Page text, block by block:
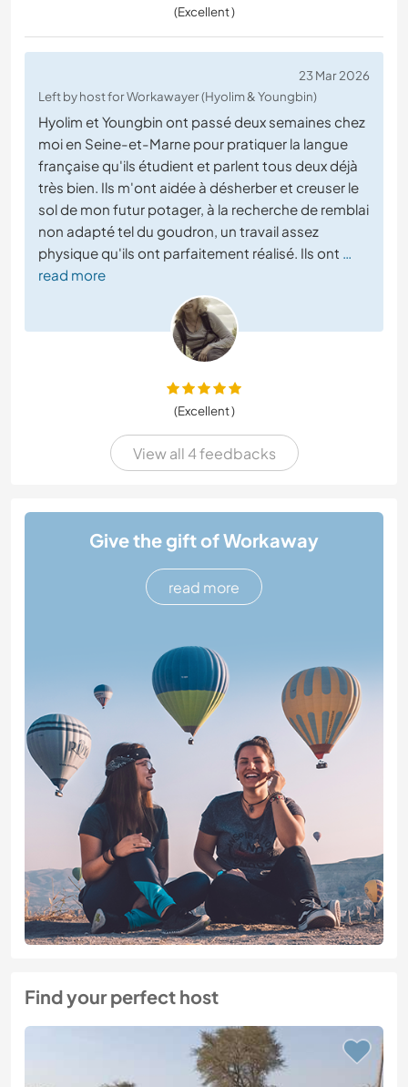
(Excellent )
23 Mar 2026
Left by host for Workawayer (Hyolim & Youngbin)
Hyolim et Youngbin ont passé deux semaines chez
moi en Seine-et-Marne pour pratiquer la langue
française qu'ils étudient et parlent tous deux déjà
très bien. Ils m'ont aidée à désherber et creuser le
sol de mon futur potager, à la recherche de remblai
non adapté tel du goudron, un travail assez
physique qu'ils ont parfaitement réalisé. Ils ont …
read more
(Excellent )
View all 4 feedbacks
Give the gift of Workaway
read more
Find your perfect host